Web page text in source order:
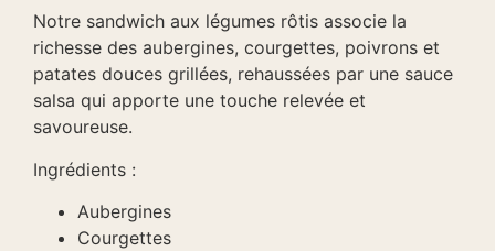
Notre sandwich aux légumes rôtis associe la
richesse des aubergines, courgettes, poivrons et
patates douces grillées, rehaussées par une sauce
salsa qui apporte une touche relevée et
savoureuse.
Ingrédients :
Aubergines
Courgettes